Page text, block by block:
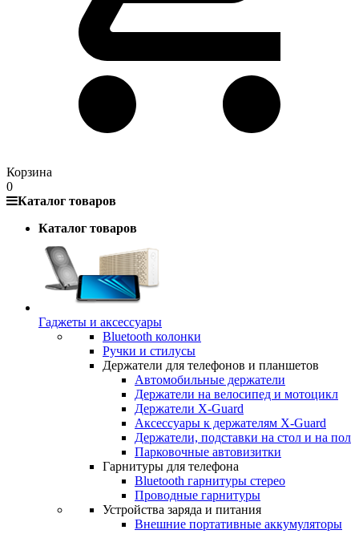
Корзина
0
Каталог товаров
Каталог товаров
Гаджеты и аксессуары
Bluetooth колонки
Ручки и стилусы
Держатели для телефонов и планшетов
Автомобильные держатели
Держатели на велосипед и мотоцикл
Держатели X-Guard
Аксессуары к держателям X-Guard
Держатели, подставки на стол и на пол
Парковочные автовизитки
Гарнитуры для телефона
Bluetooth гарнитуры стерео
Проводные гарнитуры
Устройства заряда и питания
Внешние портативные аккумуляторы